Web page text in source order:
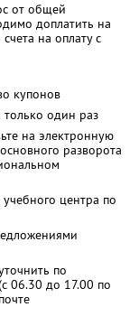
от общей
доплатить на
на оплату с
купонов
один раз
на электронную
разворота
центра по
по
06.30 до 17.00 по